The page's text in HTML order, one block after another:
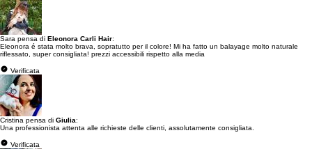
Sara pensa di Eleonora Carli Hair:
Eleonora é stata molto brava, sopratutto per il colore! Mi ha fatto un balayage molto naturale
riflessato, super consigliata! prezzi accessibili rispetto alla media
Verificata
Cristina pensa di Giulia:
Una professionista attenta alle richieste delle clienti, assolutamente consigliata.
Verificata